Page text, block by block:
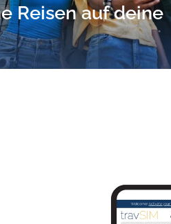
Reisen auf deine